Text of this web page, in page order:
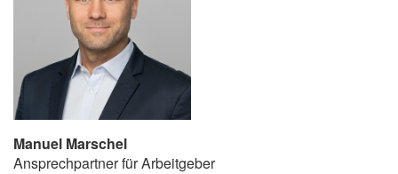
Manuel Marschel
Ansprechpartner für Arbeitgeber